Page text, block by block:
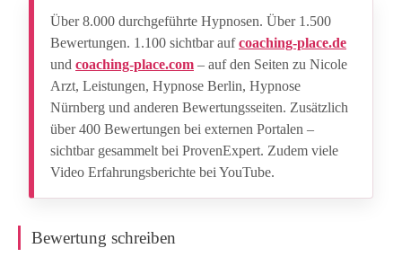
Über 8.000 durchgeführte Hypnosen. Über 1.500
Bewertungen. 1.100 sichtbar aufcoaching-place.de
und coaching-place.com – auf den Seiten zu Nicole
Arzt, Leistungen, Hypnose Berlin, Hypnose
Nürnberg und anderen Bewertungsseiten. Zusätzlich
über 400 Bewertungen bei externen Portalen –
sichtbar gesammelt bei ProvenExpert. Zudem viele
Video Erfahrungsberichte bei YouTube.
Bewertung schreiben